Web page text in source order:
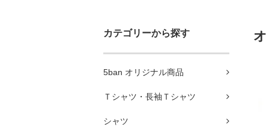
カテゴリーから探す
5ban オリジナル商品
Ｔシャツ・長袖Ｔシャツ
シャツ